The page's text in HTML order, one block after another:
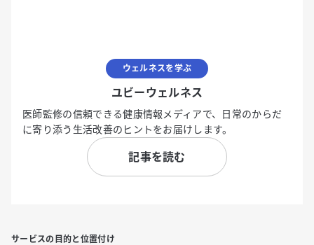
ウェルネスを学ぶ
ユビーウェルネス
医師監修の信頼できる健康情報メディアで、日常のからだ
に寄り添う生活改善のヒントをお届けします。
記事を読む
サービスの目的と位置付け